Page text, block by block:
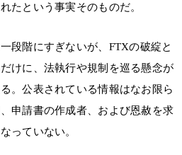
たという事実そのものだ。
段階にすぎないが、FTXの破綻と
けに、法執行や規制を巡る懸念が
。公表されている情報はなお限ら
申請書の作成者、および恩赦を求
っていない。